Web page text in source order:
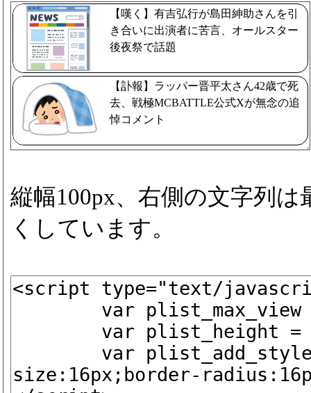
【嘆く】有吉弘行が島田紳助さんを引
き合いに出演者に苦言、オールスター
後夜祭で話題
【訃報】ラッパー晋平太さん42歳で死
去、戦極MCBATTLE公式Xが無念の追
悼コメント
縦幅100px、右側の文字列
くしています。